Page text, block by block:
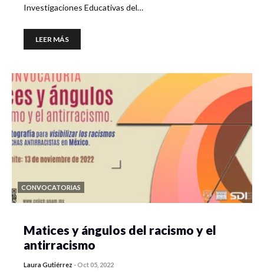
Investigaciones Educativas del…
LEER MÁS
CONVOCATORIAS
Matices y ángulos del racismo y el
antirracismo
Laura Gutiérrez -Oct 05, 2022